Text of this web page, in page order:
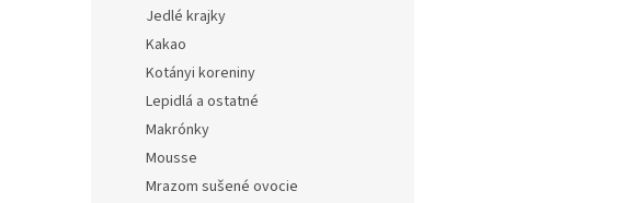
Jedlé krajky
Kakao
Kotányi koreniny
Lepidlá a ostatné
Makrónky
Mousse
Mrazom sušené ovocie